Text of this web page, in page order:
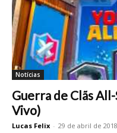
Notícias
Guerra de Clãs
Vivo)
Lucas Felix - 29 de abril de 2018